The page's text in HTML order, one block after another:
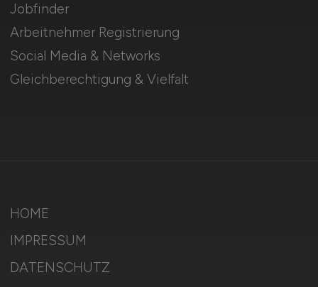
Jobfinder
Arbeitnehmer Registrierung
Social Media & Networks
Gleichberechtigung & Vielfalt
HOME
IMPRESSUM
DATENSCHUTZ